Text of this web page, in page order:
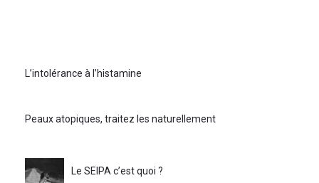
L’intolérance à l’histamine
Peaux atopiques, traitez les naturellement
Le SEIPA c’est quoi ?